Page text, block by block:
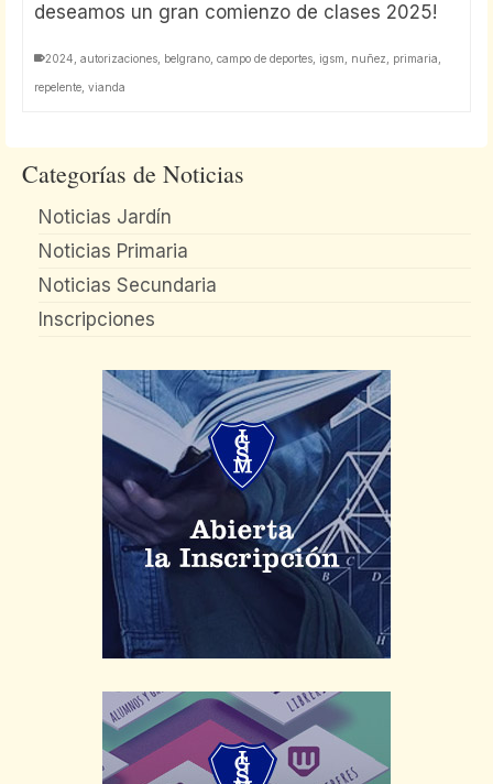
deseamos un gran comienzo de clases 2025!
2024 autorizaciones belgrano campo de deportes igsm nuñez primaria
repelente vianda
Categorías de Noticias
Noticias Jardín
Noticias Primaria
Noticias Secundaria
Inscripciones